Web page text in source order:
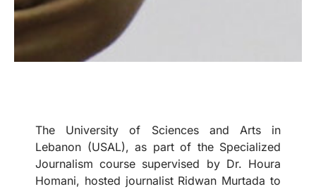
The University of Sciences and Arts in
Lebanon (USAL), as part of the Specialized
Journalism course supervised by Dr. Houra
Homani, hosted journalist Ridwan Murtada to